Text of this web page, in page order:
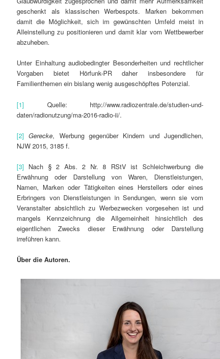
geschenkt als klassischen Werbespots. Marken bekommen
damit die Möglichkeit, sich im gewünschten Umfeld meist in
Alleinstellung zu positionieren und damit klar vom Wettbewerber
abzuheben.
Unter Einhaltung audiobedingter Besonderheiten und rechtlicher
Vorgaben bietet Hörfunk-PR daher insbesondere für
Familienthemen ein bislang wenig ausgeschöpftes Potenzial.
[1] Quelle: http://www.radiozentrale.de/studien-und-
daten/radionutzung/ma-2016-radio-ii/.
[2] Gerecke, Werbung gegenüber Kindern und Jugendlichen,
NJW 2015, 3185 f.
[3] Nach § 2 Abs. 2 Nr. 8 RStV ist Schleichwerbung die
Erwähnung oder Darstellung von Waren, Dienstleistungen,
Namen, Marken oder Tätigkeiten eines Herstellers oder eines
Erbringers von Dienstleistungen in Sendungen, wenn sie vom
Veranstalter absichtlich zu Werbezwecken vorgesehen ist und
mangels Kennzeichnung die Allgemeinheit hinsichtlich des
eigentlichen Zwecks dieser Erwähnung oder Darstellung
irreführen kann.
Über die Autoren.